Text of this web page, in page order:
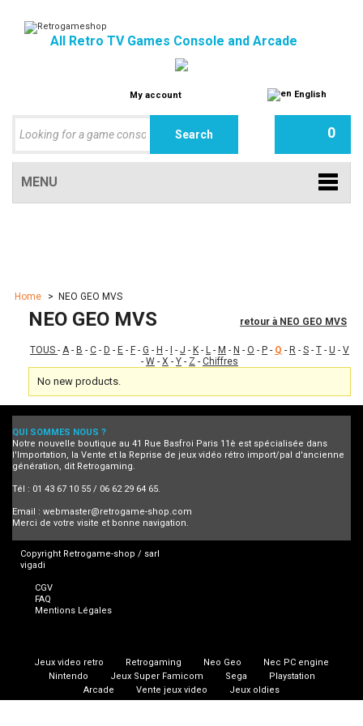
All Retro TV Games Console and Arcade
My account English
0
MENU
Home > NEO GEO MVS
retour à NEO GEO MVS
NEO GEO MVS
TOUS - A- B - C - D - E - F - G - H - - J - K - L - M - N - O - P - Q - R - S - T - U - V
- W - X - Y - Z - Chiffres
No new products.
QUI SOMMES NOUS ?
Notre nouvelle boutique au 41 Rue Basfroi Paris 11è est spécialisée dans
l'Importation, la Vente et la Reprise de jeux vidéo rétro import/pal d'ancienne
génération, dit Retrogaming.
Tél : 01 43 67 10 55 / 06 62 29 64 65.
Email : webmaster@retrogame-shop.com
Merci de votre visite et bonne navigation.
Copyright Retrogame-shop / sarl
vigadi
CGV
FAQ
Mentions Légales
Jeux video retro Retrogaming Neo Geo
Nec PC engine
Nintendo
Jeux Super Famicom Sega
Playstation
Arcade
Vente jeux video Jeux oldies